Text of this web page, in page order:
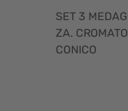
SET 3
ZA.
CONICO